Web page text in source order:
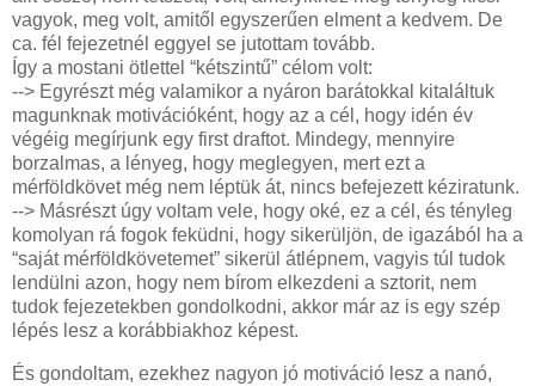
vagyok, meg volt, amitől egyszerűen elment a kedvem. De
ca. fél fejezetnél eggyel se jutottam tovább.
Így a mostani ötlettel “kétszintű” célom volt:
--> Egyrészt még valamikor a nyáron barátokkal kitaláltuk
magunknak motivációként, hogy az a cél, hogy idén év
végéig megírjunk egy first draftot. Mindegy, mennyire
borzalmas, a lényeg, hogy meglegyen, mert ezt a
mérföldkövet még nem léptük át, nincs befejezett kéziratunk.
--> Másrészt úgy voltam vele, hogy oké, ez a cél, és tényleg
komolyan rá fogok feküdni, hogy sikerüljön, de igazából ha a
“saját mérföldkövetemet” sikerül átlépnem, vagyis túl tudok
lendülni azon, hogy nem bírom elkezdeni a sztorit, nem
tudok fejezetekben gondolkodni, akkor már az is egy szép
lépés lesz a korábbiakhoz képest.
És gondoltam, ezekhez nagyon jó motiváció lesz a nanó,